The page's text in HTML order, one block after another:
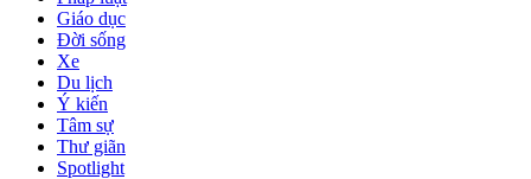
Giáo dục
Đời sống
Xe
Du lịch
Ý kiến
Tâm sự
Thư giãn
Spotlight